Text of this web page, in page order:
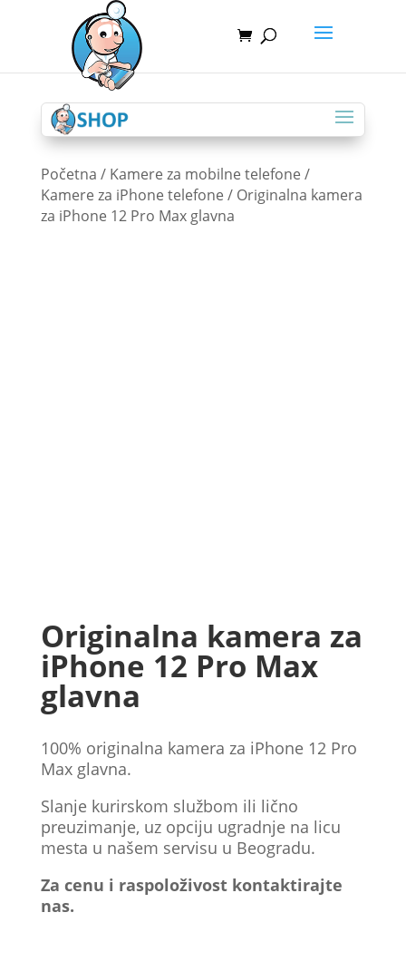
Početna / Kamere za mobilne telefone /
Kamere za iPhone telefone / Originalna kamera
za iPhone 12 Pro Max glavna
Originalna kamera za
iPhone 12 Pro Max
glavna
100% originalna kamera za iPhone 12 Pro
Max glavna.
Slanje kurirskom službom ili lično
preuzimanje, uz opciju ugradnje na licu
mesta u našem servisu u Beogradu.
Za cenu i raspoloživost kontaktirajte
nas.